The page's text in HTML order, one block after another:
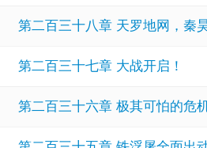
走上一条全新的道路。成为终极大
开始满世界寻找他，哭着求他回
矣。这个世界也没有他的儿子。只有
第二百三十八章 天罗地网，秦
第二百三十七章 大战开启！
第二百三十六章 极其可怕的危